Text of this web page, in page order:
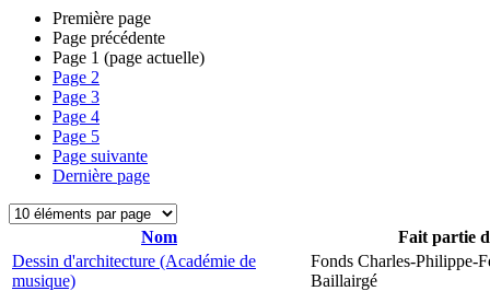
Première page
Page précédente
Page 1 (page actuelle)
Page 2
Page 3
Page 4
Page 5
Page suivante
Dernière page
Nom
Fait partie
Dessin d'architecture (Académie de
musique)
Fonds Charles-Philippe-
Baillairgé